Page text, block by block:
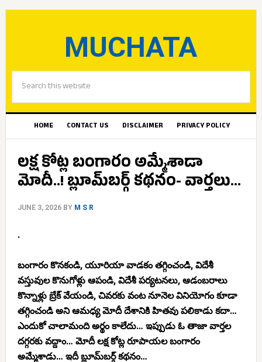
MUCHATA
HOME CONTACT US DISCLAIMER PRIVACY POLICY
లక్ష కోట్ల బంగారం అమ్మేశాడా
మోదీ..! బ్లూమ్‌బర్గ్ కథనం- వార్తలు…
JUNE 3, 2026BY M S R
.
బంగారం కొనకండి, యూరియా వాడకం తగ్గించండి, విదేశీ
వస్తువుల కొనుగోళ్లు ఆపండి, విదేశీ పర్యటనలు, ఆడంబరాలు
కొన్నాళ్లు బ్రేక్ వేయండి, చివరకు వంట నూనెల వినియోగం కూడా
తగ్గించండి అని ఆమధ్య మోదీ దేశానికి హితవు పలికాడు కదా…
ఎందుకో చాలామంది అర్థం కాలేదు… ఇప్పుడు ఓ తాజా వార్తల
దగ్గరకు వద్దాం… మోదీ లక్ష కోట్ల రూపాయల బంగారం
అమ్మేశాడు… ఇదీ బ్లూమ్‌బర్గ్ కథనం…